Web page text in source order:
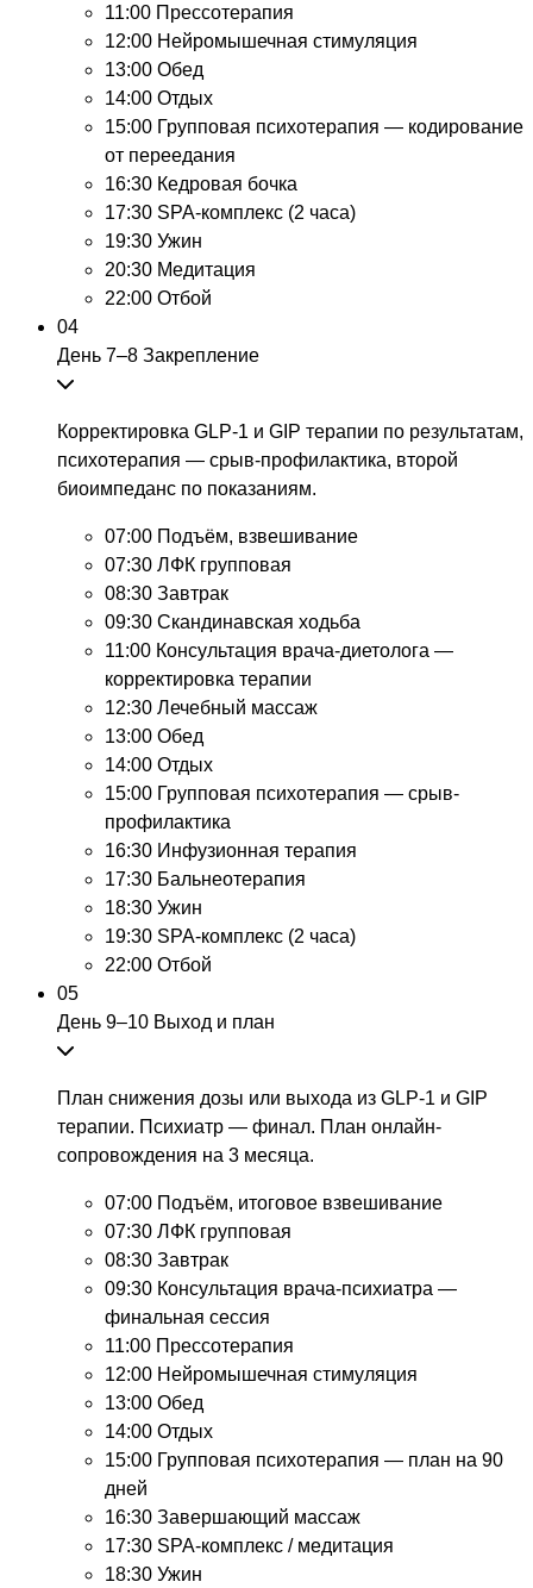
11:00 Прессотерапия
12:00 Нейромышечная стимуляция
13:00 Обед
14:00 Отдых
15:00 Групповая психотерапия — кодирование
от переедания
16:30 Кедровая бочка
17:30 SPA-комплекс (2 часа)
19:30 Ужин
20:30 Медитация
22:00 Отбой
04
День 7–8 Закрепление
Корректировка GLP-1 и GIP терапии по результатам,
психотерапия — срыв-профилактика, второй
биоимпеданс по показаниям.
07:00 Подъём, взвешивание
07:30 ЛФК групповая
08:30 Завтрак
09:30 Скандинавская ходьба
11:00 Консультация врача-диетолога —
корректировка терапии
12:30 Лечебный массаж
13:00 Обед
14:00 Отдых
15:00 Групповая психотерапия — срыв-
профилактика
16:30 Инфузионная терапия
17:30 Бальнеотерапия
18:30 Ужин
19:30 SPA-комплекс (2 часа)
22:00 Отбой
05
День 9–10 Выход и план
План снижения дозы или выхода из GLP-1 и GIP
терапии. Психиатр — финал. План онлайн-
сопровождения на 3 месяца.
07:00 Подъём, итоговое взвешивание
07:30 ЛФК групповая
08:30 Завтрак
09:30 Консультация врача-психиатра —
финальная сессия
11:00 Прессотерапия
12:00 Нейромышечная стимуляция
13:00 Обед
14:00 Отдых
15:00 Групповая психотерапия — план на 90
дней
16:30 Завершающий массаж
17:30 SPA-комплекс / медитация
18:30 Ужин